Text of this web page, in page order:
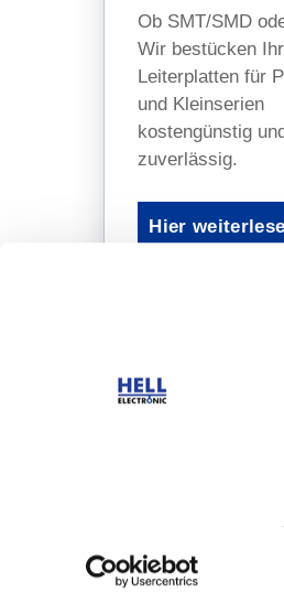
Ob SMT/SMD
Wir bestücken
Leiterplatten für
und Kleinserien
kostengünstig und
zuverlässig.
Hier